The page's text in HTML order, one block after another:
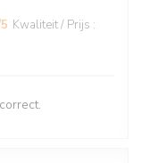
Kwaliteit / Prijs :